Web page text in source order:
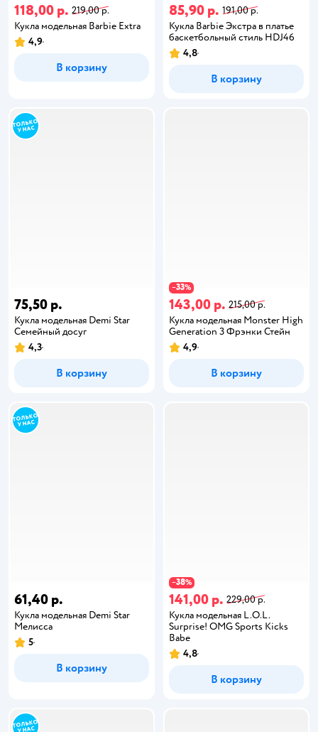
118,00 р. 219,00 р.
Кукла модельная Barbie Extra
4,9
В корзину
85,90 р. 191,00 р.
Кукла Barbie Экстра в платье
баскетбольный стиль HDJ46
4,8
В корзину
75,50 р.
Кукла модельная Demi Star
Семейный досуг
4,3
В корзину
−33%
143,00 р. 215,00 р.
Кукла модельная Monster High
Generation 3 Фрэнки Стейн
4,9
В корзину
61,40 р.
Кукла модельная Demi Star
Мелисса
5
В корзину
−38%
141,00 р. 229,00 р.
Кукла модельная L.O.L.
Surprise! OMG Sports Kicks
Babe
4,8
В корзину